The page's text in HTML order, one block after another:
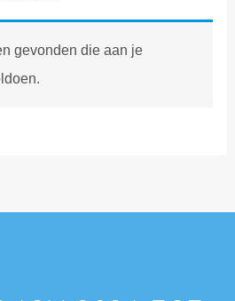
gevonden die aan je